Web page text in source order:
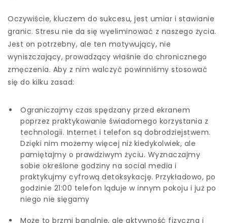
Oczywiście, kluczem do sukcesu, jest umiar i stawianie
granic. Stresu nie da się wyeliminować z naszego życia.
Jest on potrzebny, ale ten motywujący, nie
wyniszczający, prowadzący właśnie do chronicznego
zmęczenia. Aby z nim walczyć powinniśmy stosować
się do kilku zasad:
Ograniczajmy czas spędzany przed ekranem
poprzez praktykowanie świadomego korzystania z
technologii. Internet i telefon są dobrodziejstwem.
Dzięki nim możemy więcej niż kiedykolwiek, ale
pamiętajmy o prawdziwym życiu. Wyznaczajmy
sobie określone godziny na social media i
praktykujmy cyfrową detoksykację. Przykładowo, po
godzinie 21:00 telefon ląduje w innym pokoju i już po
niego nie sięgamy
Może to brzmi banalnie, ale aktywność fizyczna i